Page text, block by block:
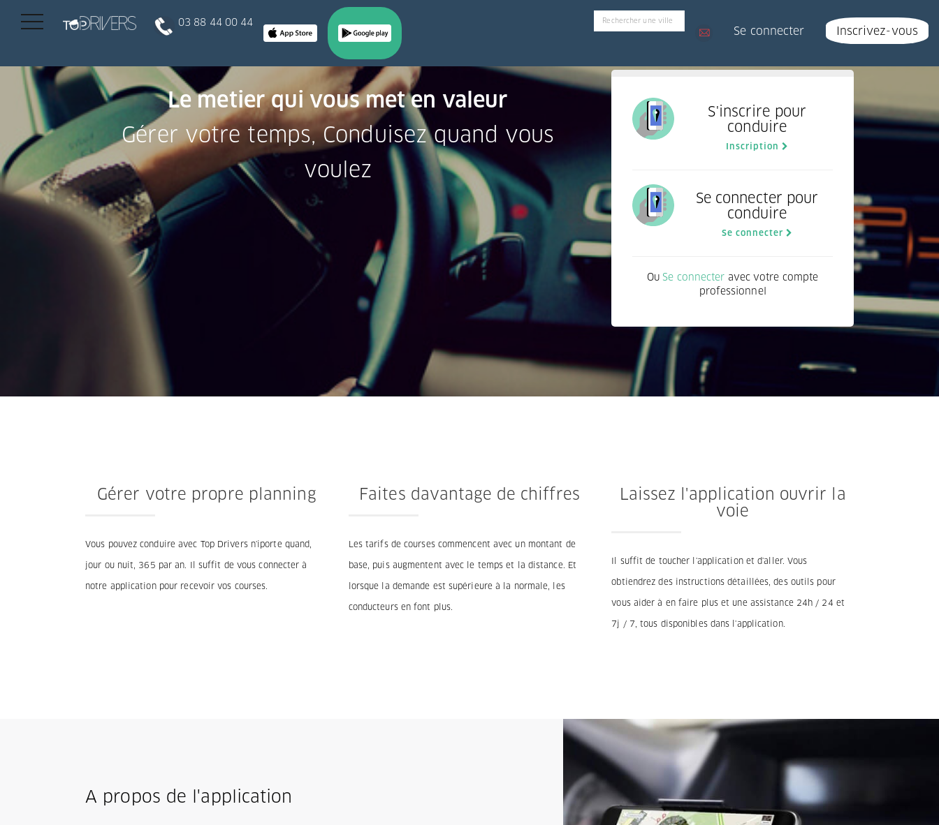
INSCRIPTION CLIENT
DEVENIR CHAUFFEUR
Réserver votre course
Politique de confidentialité
03 88 44 00 44
Se connecter Inscrivez-vous
Le metier qui vous met en valeur
Gérer votre temps, Conduisez quand vous
voulez
S'inscrire pour
conduire
Inscription
Se connecter pour
conduire
Se connecter
Ou Se connecter avec votre compte
professionnel
Gérer votre propre planning
Vous pouvez conduire avec Top Drivers n'iporte quand,
jour ou nuit, 365 par an. Il suffit de vous connecter à
notre application pour recevoir vos courses.
Faites davantage de chiffres
Les tarifs de courses commencent avec un montant de
base, puis augmentent avec le temps et la distance. Et
lorsque la demande est supérieure à la normale, les
conducteurs en font plus.
Laissez l'application ouvrir la
voie
Il suffit de toucher l'application et d'aller. Vous
obtiendrez des instructions détaillées, des outils pour
vous aider à en faire plus et une assistance 24h / 24 et
7j / 7, tous disponibles dans l'application.
A propos de l'application